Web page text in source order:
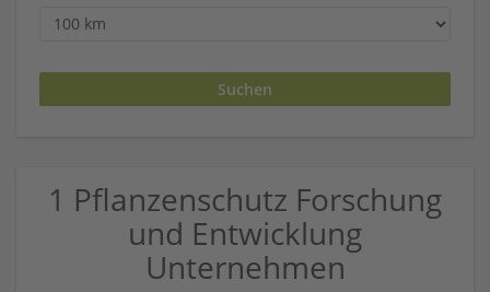
1 Pflanzenschutz Forschung
und Entwicklung
Unternehmen